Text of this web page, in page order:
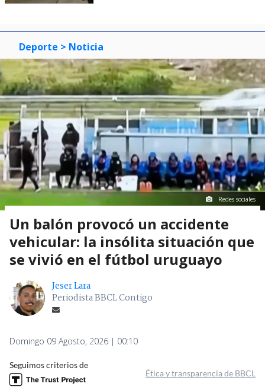
Deporte > Noticia
Redes sociales
Un balón provocó un accidente
vehicular: la insólita situación que
se vivió en el fútbol uruguayo
Jeser Lara
Periodista BBCL Contigo
Domingo 09 Agosto, 2026 | 00:10
Seguimos criterios de
Ética y transparencia de BBCL